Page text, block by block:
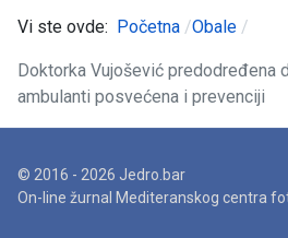
Vi ste ovde: Početna Obale
Doktorka Vujošević predodređena
ambulanti posvećena i prevenciji
© 2016 - 2026 Jedro.bar
On-line žurnal Mediteranskog centra